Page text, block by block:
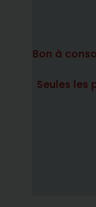
Bon à
Seules les